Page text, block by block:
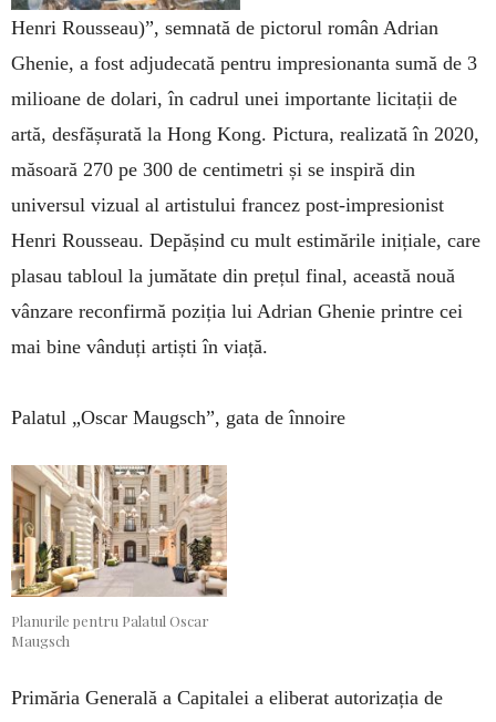
Henri Rousseau)”, semnată de pictorul român Adrian
Ghenie, a fost adjudecată pentru impresionanta sumă de 3
milioane de dolari, în cadrul unei importante licitații de
artă, desfășurată la Hong Kong. Pictura, realizată în 2020,
măsoară 270 pe 300 de centimetri și se inspiră din
universul vizual al artistului francez post-impresionist
Henri Rousseau. Depășind cu mult estimările inițiale, care
plasau tabloul la jumătate din prețul final, această nouă
vânzare reconfirmă poziția lui Adrian Ghenie printre cei
mai bine vânduți artiști în viață.
Palatul „Oscar Maugsch”, gata de înnoire
Planurile pentru Palatul Oscar
Maugsch
Primăria Generală a Capitalei a eliberat autorizația de